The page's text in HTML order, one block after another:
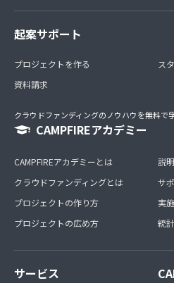
起案サポート
プロジェクトを作る
資料請求
ス
クラウドファンディングのノウハウを無料で
CAMPFIREアカデミー
CAMPFIREアカデミーとは
クラウドファンディングとは
プロジェクトの作り方
プロジェクトの広め方
説
サ
実
統
サービス